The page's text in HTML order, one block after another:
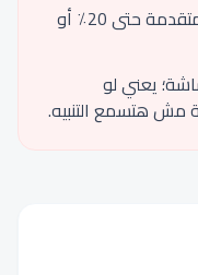
السبحة الإلكترونية تفتقد لخواص متقدمة حتى 20٪ أو
يعني لو
مش هتسمع التنبيه.